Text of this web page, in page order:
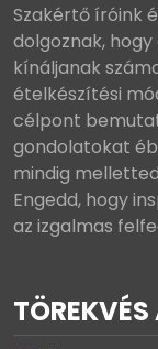
Szakértő íróink
dolgoznak,
kínáljanak
ételkészítési
célpont
gondolatokat
mindig
Engedd, hogy
az izgalmas